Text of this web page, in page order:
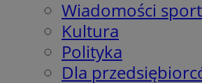
Wiadomości
Kultura
Polityka
Dla